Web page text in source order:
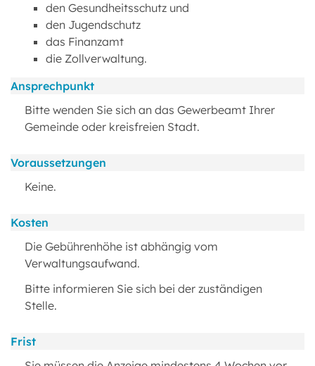
den Gesundheitsschutz und
den Jugendschutz
das Finanzamt
die Zollverwaltung.
Ansprechpunkt
Bitte wenden Sie sich an das Gewerbeamt Ihrer
Gemeinde oder kreisfreien Stadt.
Voraussetzungen
Keine.
Kosten
Die Gebührenhöhe ist abhängig vom
Verwaltungsaufwand.
Bitte informieren Sie sich bei der zuständigen
Stelle.
Frist